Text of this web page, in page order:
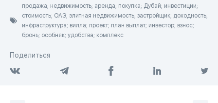
продажа; недвижимость; аренда; покупка; Дубай; инвестиции;
стоимость; ОАЭ; элитная недвижимость; застройщик; доходность;
инфраструктура; вилла; проект; план выплат; инвестор; взнос;
бронь; особняк; удобства; комплекс
Поделиться